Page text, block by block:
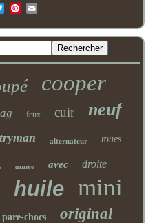
Email
cooper
feux cuir neuf
alternateur roues
année avec droite
huile mini
pare-chocs original